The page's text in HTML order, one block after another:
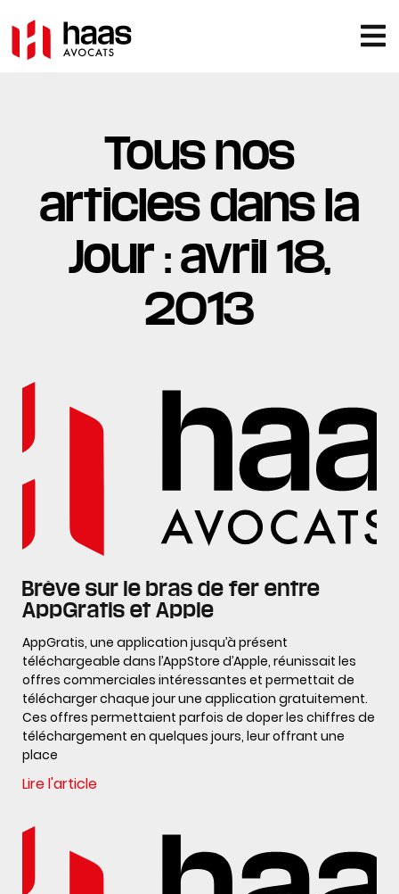
Tous nos
articles dans la
Jour : avril 18,
2013
Brève sur le bras de fer entre
AppGratis et Apple
AppGratis, une application jusqu’à présent
téléchargeable dans l’AppStore d’Apple, réunissait les
offres commerciales intéressantes et permettait de
télécharger chaque jour une application gratuitement.
Ces offres permettaient parfois de doper les chiffres de
téléchargement en quelques jours, leur offrant une
place
Lire l'article